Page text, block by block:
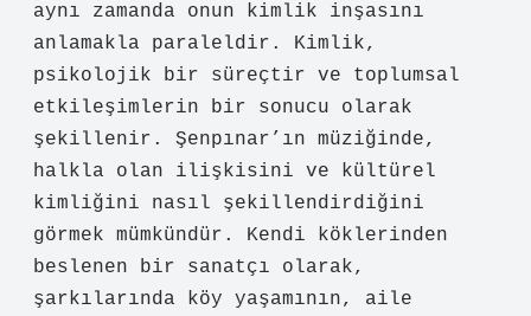
aynı zamanda onun kimlik inşasını
anlamakla paraleldir. Kimlik,
psikolojik bir süreçtir ve toplumsal
etkileşimlerin bir sonucu olarak
şekillenir. Şenpınar’ın müziğinde,
halkla olan ilişkisini ve kültürel
kimliğini nasıl şekillendirdiğini
görmek mümkündür. Kendi köklerinden
beslenen bir sanatçı olarak,
şarkılarında köy yaşamının, aile